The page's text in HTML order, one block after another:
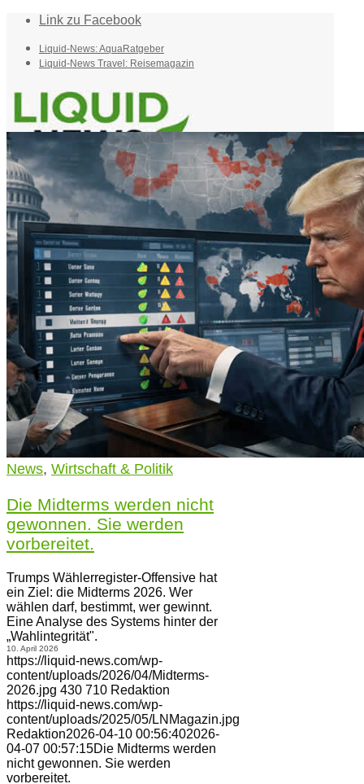
Link zu Facebook
Liquid-News: AquaRatgeber
Liquid-News Travel: Reisemagazin
Home
Suche
Menü Menü
News, Wirtschaft & Politik
Die Midterms werden nicht
gewonnen. Sie werden
vorbereitet.
Trumps Wählerregister-Offensive hat
ein Ziel: die Midterms 2026. Wer
wählen darf, bestimmt, wer gewinnt.
Eine Analyse des Systems hinter der
„Wahlintegrität".
10. April 2026
https://liquid-news.com/wp-
content/uploads/2026/04/Midterms-
2026.jpg 430 710 Redaktion
https://liquid-news.com/wp-
content/uploads/2025/05/LNMagazin.jpg
Redaktion2026-04-10 00:56:402026-
04-07 00:57:15Die Midterms werden
nicht gewonnen. Sie werden
vorbereitet.